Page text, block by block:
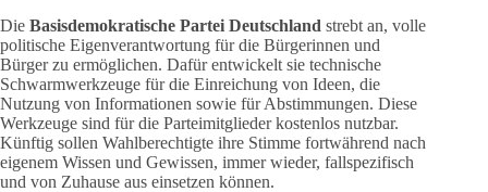
Die Basisdemokratische Partei Deutschland strebt an, volle
politische Eigenverantwortung für die Bürgerinnen und
Bürger zu ermöglichen. Dafür entwickelt sie technische
Schwarmwerkzeuge für die Einreichung von Ideen, die
Nutzung von Informationen sowie für Abstimmungen. Diese
Werkzeuge sind für die Parteimitglieder kostenlos nutzbar.
Künftig sollen Wahlberechtigte ihre Stimme fortwährend nach
eigenem Wissen und Gewissen, immer wieder, fallspezifisch
und von Zuhause aus einsetzen können.